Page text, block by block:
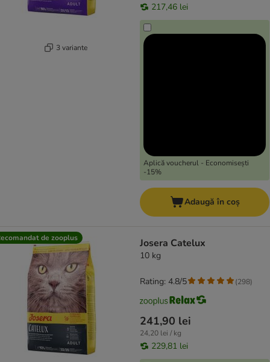
3 variante
217,46 lei
Aplică voucherul - Economisești
-15%
Adaugă în coș
de zooplus Josera Catelux
10 kg
241,90 lei
24,20 lei / kg
229,81 lei
Rating: 4.8/5 (298)